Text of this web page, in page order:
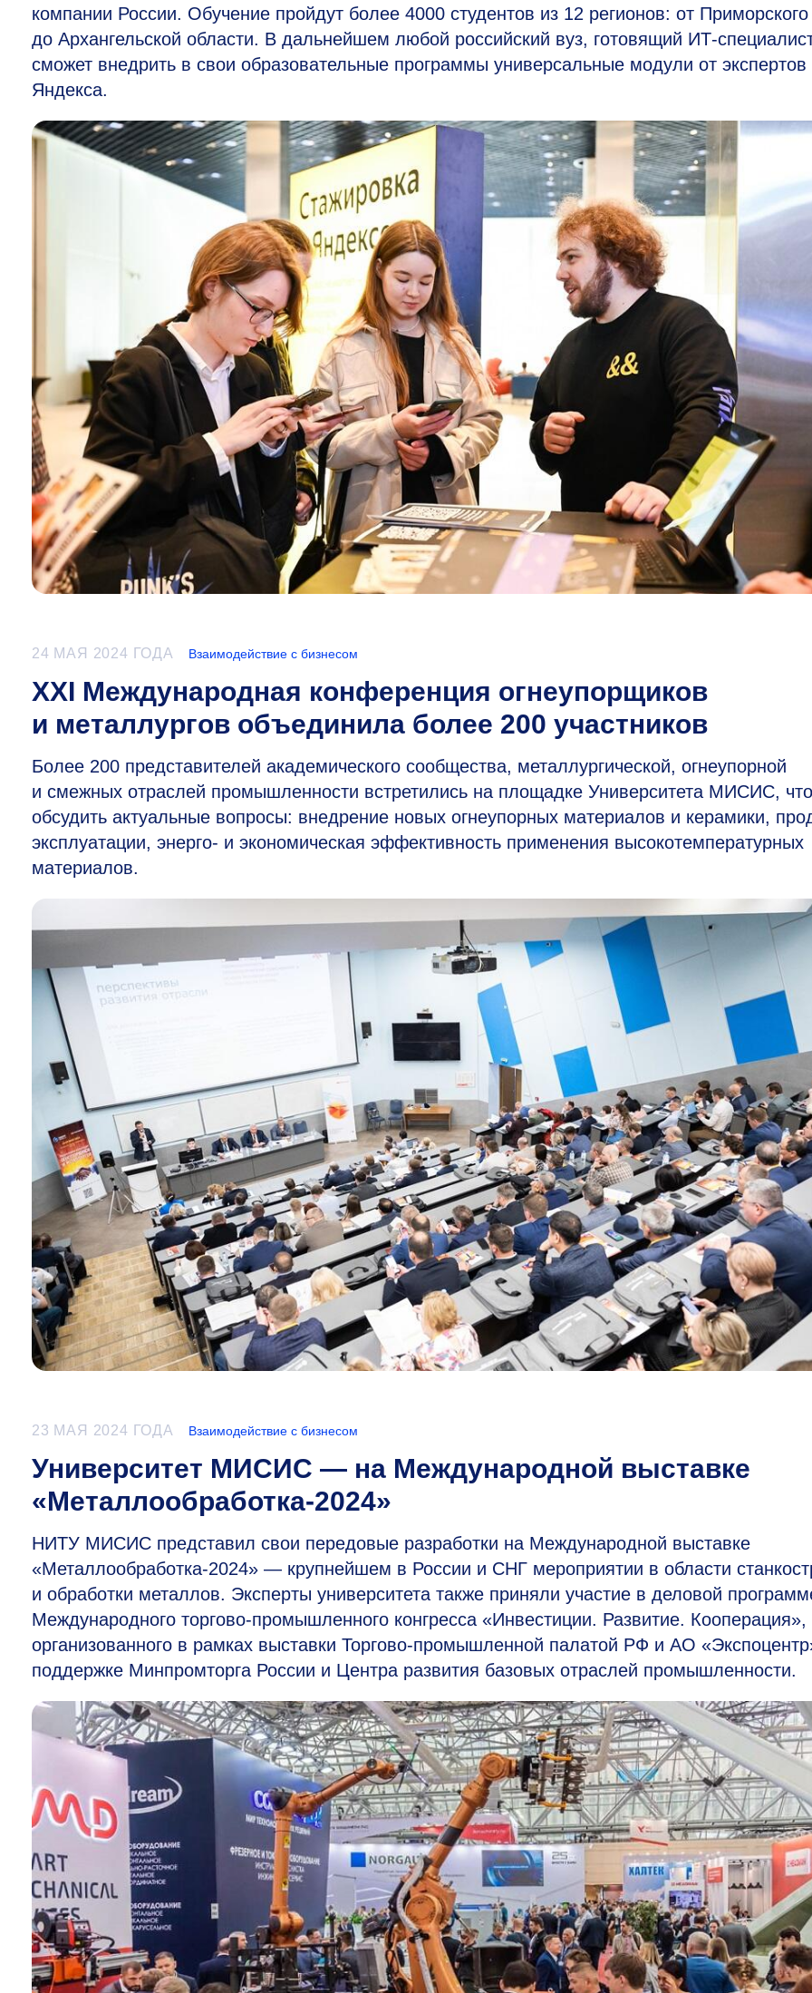
компании России. Обучение пройдут более 4000 студентов из 12 регионов: от Приморского
до Архангельской области. В дальнейшем любой российский вуз, готовящий ИТ-
сможет внедрить в свои образовательные программы универсальные модули от экспертов
Яндекса.
24 МАЯ 2024 ГОДА Взаимодействие с бизнесом
XXI Международная конференция огнеупорщиков
и металлургов объединила более 200 участников
Более 200 представителей академического сообщества, металлургической, огнеупорной
и смежных отраслей промышленности встретились на площадке Университета МИСИС,
обсудить актуальные вопросы: внедрение новых огнеупорных материалов и керамики,
эксплуатации, энерго- и экономическая эффективность применения высокотемпературных
материалов.
23 МАЯ 2024 ГОДА Взаимодействие с бизнесом
Университет МИСИС — на Международной выставке
«Металлообработка-2024»
НИТУ МИСИС представил свои передовые разработки на Международной выставке
«Металлообработка-2024» — крупнейшем в России и СНГ мероприятии в области
и обработки металлов. Эксперты университета также приняли участие в деловой
Международного торгово-промышленного конгресса «Инвестиции. Развитие. Кооперация»,
организованного в рамках выставки Торгово-промышленной палатой РФ и АО
поддержке Минпромторга России и Центра развития базовых отраслей промышленности.